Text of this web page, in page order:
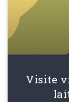
Visite